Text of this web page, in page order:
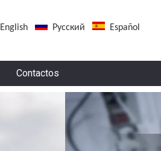
English Pусский Español
Contactos